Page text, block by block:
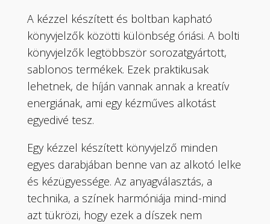
A kézzel készített és boltban kapható
könyvjelzők közötti különbség óriási. A bolti
könyvjelzők legtöbbször sorozatgyártott,
sablonos termékek. Ezek praktikusak
lehetnek, de híján vannak annak a kreatív
energiának, ami egy kézműves alkotást
egyedivé tesz.
Egy kézzel készített könyvjelző minden
egyes darabjában benne van az alkotó lelke
és kézügyessége. Az anyagválasztás, a
technika, a színek harmóniája mind-mind
azt tükrözi, hogy ezek a díszek nem